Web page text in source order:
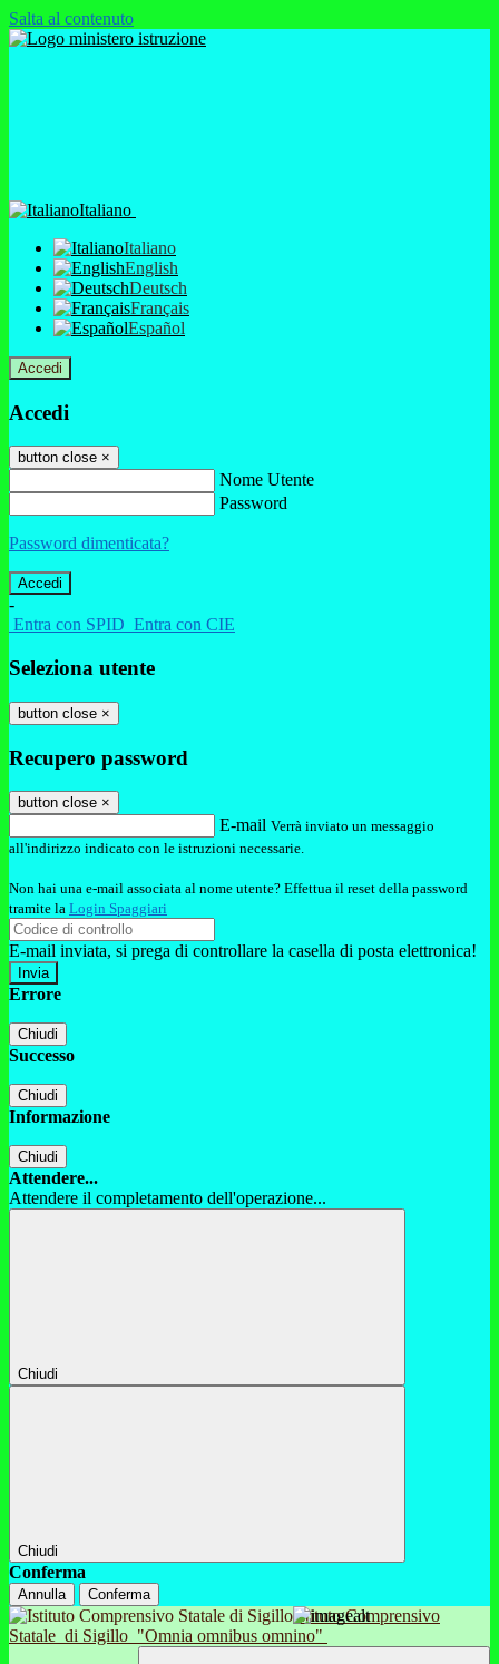
Salta al contenuto
Italiano
Italiano
English
Deutsch
Français
Español
Accedi
Accedi
button close ×
Nome Utente
Password
Password dimenticata?
-
Entra con SPID Entra con CIE
Seleziona utente
button close ×
Recupero password
button close ×
E-mail Verrà inviato un messaggio
all'indirizzo indicato con le istruzioni necessarie.
Non hai una e-mail associata al nome utente? Effettua il reset della password
tramite la Login Spaggiari
E-mail inviata, si prega di controllare la casella di posta elettronica!
Errore
Chiudi
Successo
Chiudi
Informazione
Chiudi
Attendere...
Attendere il completamento dell'operazione...
Chiudi
Chiudi
Conferma
Annulla Conferma
Istituto Comprensivo
Statale di Sigillo "Omnia omnibus omnino"